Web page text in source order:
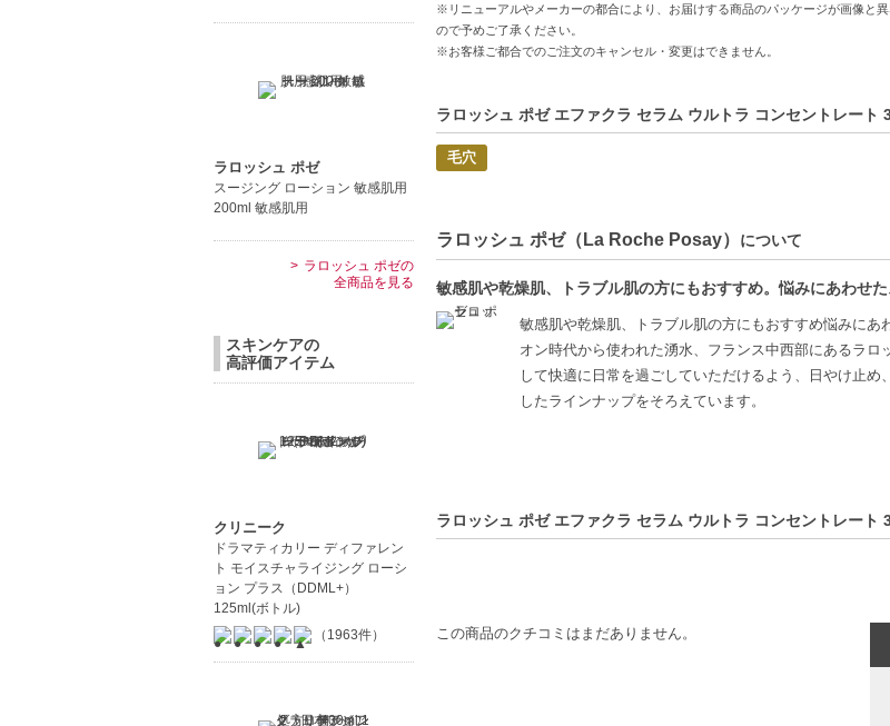
大人ニキビや毛穴の目立ちが気になる方
透明感のある肌を目指す方
※リニューアルやメーカーの都合により、お届けする商品のパッケージが画像と
ので予めご了承ください。
※お客様ご都合でのご注文のキャンセル・変更はできません。
ラロッシュ ポゼ エファクラ セラム ウルトラ コンセントレート
毛穴
ラロッシュ ポゼ（La Roche Posay） について
敏感肌や乾燥肌、トラブル肌の方にもおすすめ。悩みにあわせた
敏感肌や乾燥肌、トラブル肌の方にもおすすめ悩みに
オン時代から使われた湧水、フランス中西部にあるラ
して快適に日常を過ごしていただけるよう、日やけ止
したラインナップをそろえています。
ラロッシュ ポゼ エファクラ セラム ウルトラ コンセントレート
この商品のクチコミはまだありません。
ラロッシュ ポゼ
スージング ローション 敏感肌用
200ml 敏感肌用
ラロッシュ ポゼの
全商品を見る
スキンケアの
高評価アイテム
クリニーク
ドラマティカリー ディファレン
ト モイスチャライジング ローシ
ョン プラス（DDML+）
125ml(ボトル)
（1963件）